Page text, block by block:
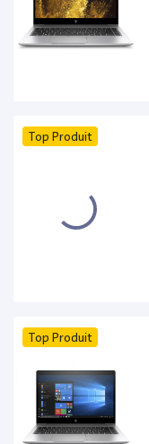
Top Produit
Top Produit